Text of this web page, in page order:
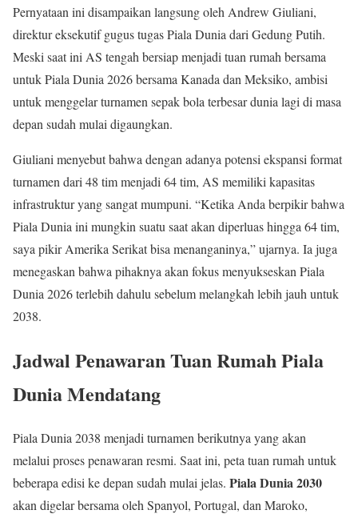
Pernyataan ini disampaikan langsung oleh Andrew Giuliani,
direktur eksekutif gugus tugas Piala Dunia dari Gedung Putih.
Meski saat ini AS tengah bersiap menjadi tuan rumah bersama
untuk Piala Dunia 2026 bersama Kanada dan Meksiko, ambisi
untuk menggelar turnamen sepak bola terbesar dunia lagi di masa
depan sudah mulai digaungkan.
Giuliani menyebut bahwa dengan adanya potensi ekspansi format
turnamen dari 48 tim menjadi 64 tim, AS memiliki kapasitas
infrastruktur yang sangat mumpuni. “Ketika Anda berpikir bahwa
Piala Dunia ini mungkin suatu saat akan diperluas hingga 64 tim,
saya pikir Amerika Serikat bisa menanganinya,” ujarnya. Ia juga
menegaskan bahwa pihaknya akan fokus menyukseskan Piala
Dunia 2026 terlebih dahulu sebelum melangkah lebih jauh untuk
2038.
Jadwal Penawaran Tuan Rumah Piala
Dunia Mendatang
Piala Dunia 2038 menjadi turnamen berikutnya yang akan
melalui proses penawaran resmi. Saat ini, peta tuan rumah untuk
beberapa edisi ke depan sudah mulai jelas. Piala Dunia 2030
akan digelar bersama oleh Spanyol, Portugal, dan Maroko,